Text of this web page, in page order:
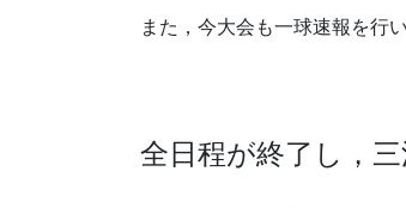
また，今大会も一球速報を行
全日程が終了し，